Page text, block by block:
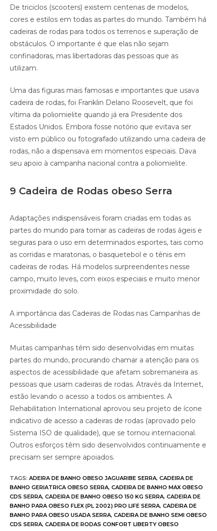
De triciclos (scooters) existem centenas de modelos,
cores e estilos em todas as partes do mundo. Também há
cadeiras de rodas para todos os terrenos e superação de
obstáculos. O importante é que elas não sejam
confinadoras, mas libertadoras das pessoas que as
utilizam.
Uma das figuras mais famosas e importantes que usava
cadeira de rodas, foi Franklin Delano Roosevelt, que foi
vítima da poliomielite quando já era Presidente dos
Estados Unidos. Embora fosse notório que evitava ser
visto em público ou fotografado utilizando uma cadeira de
rodas, não a dispensava em momentos especiais. Dava
seu apoio à campanha nacional contra a poliomielite.
9 Cadeira de Rodas obeso Serra
Adaptações indispensáveis foram criadas em todas as
partes do mundo para tornar as cadeiras de rodas ágeis e
seguras para o uso em determinados esportes, tais como
as corridas e maratonas, o basquetebol e o tênis em
cadeiras de rodas. Há modelos surpreendentes nesse
campo, muito leves, com eixos especiais e muito menor
proximidade do solo.
A importância das Cadeiras de Rodas nas Campanhas de
Acessibilidade
Muitas campanhas têm sido desenvolvidas em muitas
partes do mundo, procurando chamar a atenção para os
aspectos de acessibilidade que afetam sobremaneira as
pessoas que usam cadeiras de rodas. Através da Internet,
estão levando o acesso a todos os ambientes. A
Rehabilitation International aprovou seu projeto de ícone
indicativo de acesso a cadeiras de rodas (aprovado pelo
Sistema ISO de qualidade), que se tornou internacional.
Outros esforços têm sido desenvolvidos continuamente e
precisam ser sempre apoiados.
TAGS: ADEIRA DE BANHO OBESO JAGUARIBE SERRA, CADEIRA DE
BANHO GERIATRICA OBESO SERRA, CADEIRA DE BANHO MAX OBESO
CDS SERRA, CADEIRA DE BANHO OBESO 150 KG SERRA, CADEIRA DE
BANHO PARA OBESO FLEX (PL 2002) PRO LIFE SERRA, CADEIRA DE
BANHO PARA OBESO USADA SERRA, CADEIRA DE BANHO SEMI OBESO
CDS SERRA, CADEIRA DE RODAS CONFORT LIBERTY OBESO